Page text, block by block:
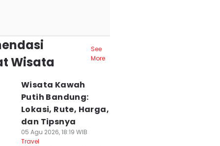
Wisata
See
More
Wisata Kawah
Putih Bandung:
Lokasi, Rute, Harga,
dan Tipsnya
05 Agu 2026, 18:19 WIB
Travel